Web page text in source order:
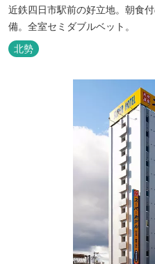
近鉄四日市駅前の好立地。朝食
備。全室セミダブルベット。
北勢